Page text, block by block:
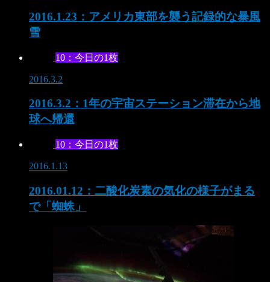
2016.1.23：アメリカ東部を襲う記録的な暴風
雪
10：今日の1枚
2016.3.2
2016.3.2：1年の宇宙ステーション滞在から地
球へ帰還
10：今日の1枚
2016.1.13
2016.01.12：二酸化炭素の気化の様子がまる
で「蜘蛛」